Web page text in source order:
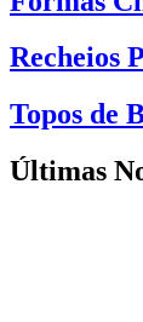
Recheios
Topos de
Últimas